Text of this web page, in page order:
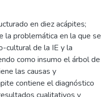
en diez acápites;
la problemática en la que se
cultural de la IE y la
como insumo el árbol de
las causas y
contiene el diagnóstico